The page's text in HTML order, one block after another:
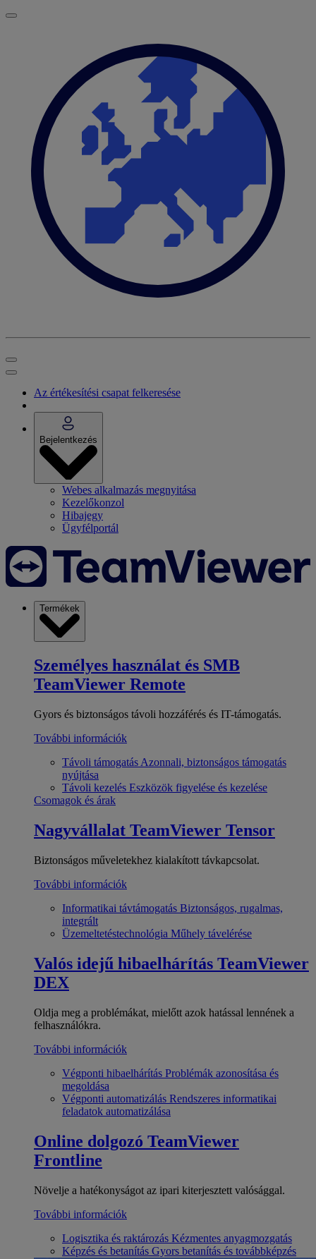
Az értékesítési csapat felkeresése
Bejelentkezés
Webes alkalmazás megnyitása
Kezelőkonzol
Hibajegy
Ügyfélportál
Termékek
Személyes használat és SMB
TeamViewer Remote
Gyors és biztonságos távoli hozzáférés és IT-támogatás.
További információk
Távoli támogatás Azonnali, biztonságos támogatás
nyújtása
Távoli kezelés Eszközök figyelése és kezelése
Csomagok és árak
Nagyvállalat TeamViewer Tensor
Biztonságos műveletekhez kialakított távkapcsolat.
További információk
Informatikai távtámogatás Biztonságos, rugalmas,
integrált
Üzemeltetéstechnológia Műhely távelérése
Valós idejű hibaelhárítás TeamViewer
DEX
Oldja meg a problémákat, mielőtt azok hatással lennének a
felhasználókra.
További információk
Végponti hibaelhárítás Problémák azonosítása és
megoldása
Végponti automatizálás Rendszeres informatikai
feladatok automatizálása
Online dolgozó TeamViewer
Frontline
Növelje a hatékonyságot az ipari kiterjesztett valósággal.
További információk
Logisztika és raktározás Kézmentes anyagmozgatás
Képzés és betanítás Gyors betanítás és továbbképzés